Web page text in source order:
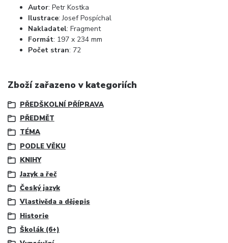
Autor: Petr Kostka
Ilustrace: Josef Pospíchal
Nakladatel: Fragment
Formát: 197 x 234 mm
Počet stran: 72
Zboží zařazeno v kategoriích
PŘEDŠKOLNÍ PŘÍPRAVA
PŘEDMĚT
TÉMA
PODLE VĚKU
KNIHY
Jazyk a řeč
Český jazyk
Vlastivěda a dějepis
Historie
Školák (6+)